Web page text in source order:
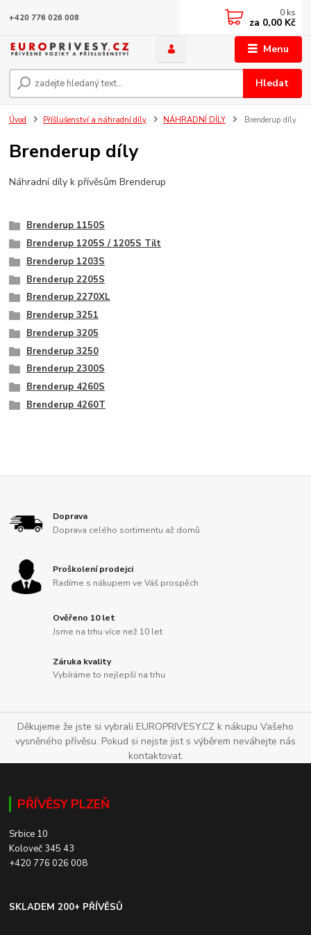
Menu
Hledat
+420 776 026 008 0 ks
za 0,00 Kč
Úvod Příšlušenství a náhradní díly NÁHRADNÍ DÍLY Brenderup díly
Brenderup díly
Náhradní díly k přívěsům Brenderup
Brenderup 1150S
Brenderup 1205S / 1205S Tilt
Brenderup 1203S
Brenderup 2205S
Brenderup 2270XL
Brenderup 3251
Brenderup 3205
Brenderup 3250
Brenderup 2300S
Brenderup 4260S
Brenderup 4260T
Doprava
Doprava celého sortimentu až domů
Proškolení prodejci
Radíme s nákupem ve Váš prospěch
Ověřeno 10 let
Jsme na trhu více než 10 let
Záruka kvality
Vybíráme to nejlepší na trhu
Děkujeme že jste si vybrali EUROPRIVESY.CZ k nákupu Vašeho
vysněného přívěsu. Pokud si nejste jist s výběrem neváhejte nás
kontaktovat.
PŘÍVĚSY PLZEŇ
Srbice 10
Koloveč 345 43
+420 776 026 008
SKLADEM 200+ PŘÍVĚSŮ